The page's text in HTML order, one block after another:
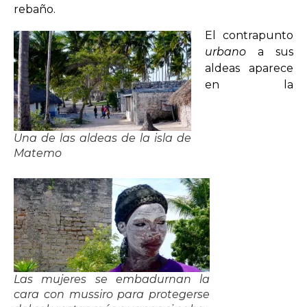
rebaño.
Una de las aldeas de la isla de
Matemo
Las mujeres se embadurnan la
cara con mussiro para protegerse
El contrapunto
urbano a sus
aldeas aparece
en la